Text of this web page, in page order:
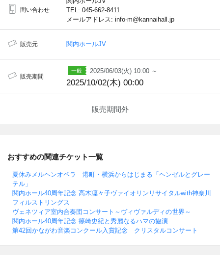
問い合わせ
TEL: 045-662-8411
メールアドレス: info-m@kannaihall.jp
販売元 関内ホールJV
販売期間
2025/06/03(火) 10:00 ～
2025/10/02(木) 00:00
販売期間外
おすすめの関連チケット一覧
夏休みメルヘンオペラ 港町・横浜からはじまる「ヘンゼルとグレー
テル」
関内ホール40周年記念 高木凜々子ヴァイオリンリサイタルwith神奈川
フィルストリングス
ヴェネツィア室内合奏団コンサート～ヴィヴァルディの世界～
関内ホール40周年記念 篠崎史紀と秀麗なるハマの協演
第42回かながわ音楽コンクール入賞記念 クリスタルコンサート